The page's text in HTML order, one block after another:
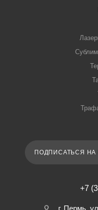
ПОДПИСАТЬСЯ НА
+7